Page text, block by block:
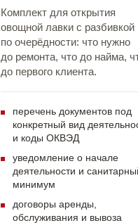
Комплект для открытия
овощной лавки с разбивкой
по очерёдности: что нужно
до ремонта, что до найма,
до первого клиента.
перечень документов под
конкретный вид
и коды ОКВЭД
уведомление о начале
деятельности и
минимум
договоры аренды,
обслуживания и вывоза